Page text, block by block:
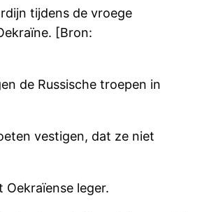
tijdens de vroege
[Bron:
de Russische troepen in
vestigen, dat ze niet
leger.